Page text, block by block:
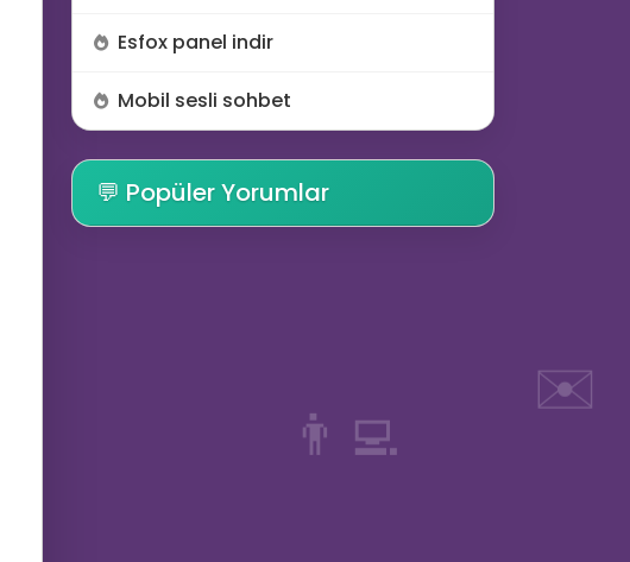
👨‍💻
✉️
Esfox panel indir
Mobil sesli sohbet
💬 Popüler Yorumlar